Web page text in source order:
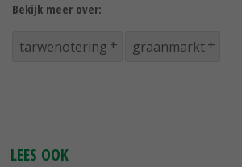
Bekijk meer over:
tarwenotering graanmarkt
LEES OOK